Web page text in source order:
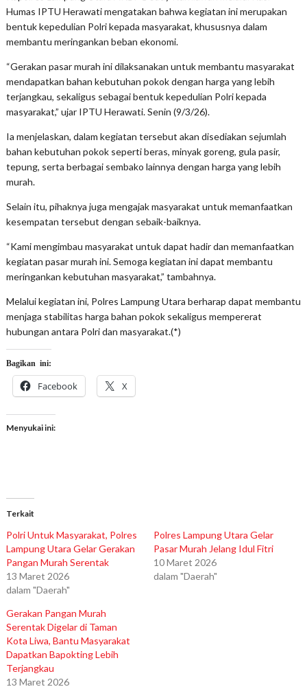
Humas IPTU Herawati mengatakan bahwa kegiatan ini merupakan
bentuk kepedulian Polri kepada masyarakat, khususnya dalam
membantu meringankan beban ekonomi.
“Gerakan pasar murah ini dilaksanakan untuk membantu masyarakat
mendapatkan bahan kebutuhan pokok dengan harga yang lebih
terjangkau, sekaligus sebagai bentuk kepedulian Polri kepada
masyarakat,” ujar IPTU Herawati. Senin (9/3/26).
Ia menjelaskan, dalam kegiatan tersebut akan disediakan sejumlah
bahan kebutuhan pokok seperti beras, minyak goreng, gula pasir,
tepung, serta berbagai sembako lainnya dengan harga yang lebih
murah.
Selain itu, pihaknya juga mengajak masyarakat untuk memanfaatkan
kesempatan tersebut dengan sebaik-baiknya.
“Kami mengimbau masyarakat untuk dapat hadir dan memanfaatkan
kegiatan pasar murah ini. Semoga kegiatan ini dapat membantu
meringankan kebutuhan masyarakat,” tambahnya.
Melalui kegiatan ini, Polres Lampung Utara berharap dapat membantu
menjaga stabilitas harga bahan pokok sekaligus mempererat
hubungan antara Polri dan masyarakat.(*)
Bagikan ini:
Facebook X
Menyukai ini:
Terkait
Polri Untuk Masyarakat, Polres
Lampung Utara Gelar Gerakan
Pangan Murah Serentak
13 Maret 2026
dalam "Daerah"
Polres Lampung Utara Gelar
Pasar Murah Jelang Idul Fitri
10 Maret 2026
dalam "Daerah"
Gerakan Pangan Murah
Serentak Digelar di Taman
Kota Liwa, Bantu Masyarakat
Dapatkan Bapokting Lebih
Terjangkau
13 Maret 2026